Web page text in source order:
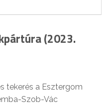
(2023.
tekerés a Esztergom
Szob-Vác